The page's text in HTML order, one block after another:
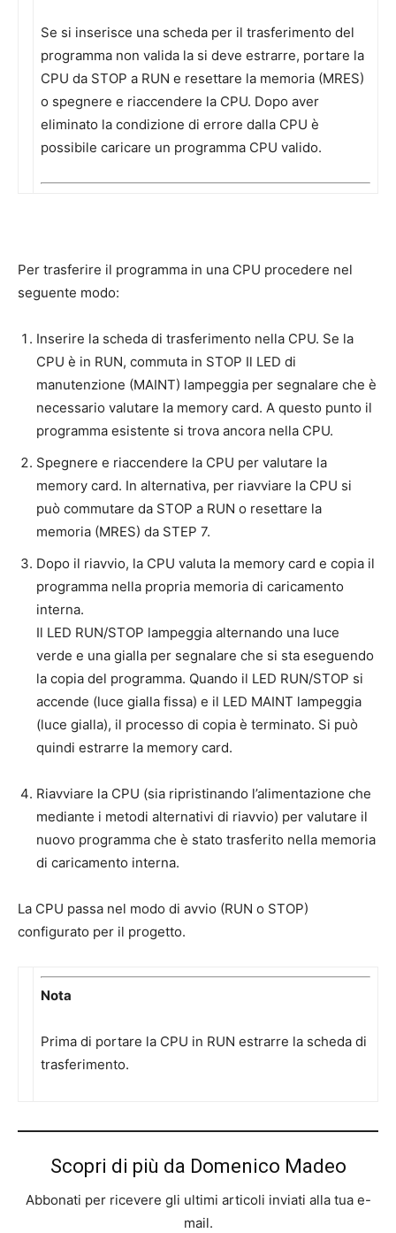
Se si inserisce una scheda per il trasferimento del
programma non valida la si deve estrarre, portare la
CPU da STOP a RUN e resettare la memoria (MRES)
o spegnere e riaccendere la CPU. Dopo aver
eliminato la condizione di errore dalla CPU è
possibile caricare un programma CPU valido.
Per trasferire il programma in una CPU procedere nel
seguente modo:
Inserire la scheda di trasferimento nella CPU. Se la
CPU è in RUN, commuta in STOP Il LED di
manutenzione (MAINT) lampeggia per segnalare che è
necessario valutare la memory card. A questo punto il
programma esistente si trova ancora nella CPU.
Spegnere e riaccendere la CPU per valutare la
memory card. In alternativa, per riavviare la CPU si
può commutare da STOP a RUN o resettare la
memoria (MRES) da STEP 7.
Dopo il riavvio, la CPU valuta la memory card e copia il
programma nella propria memoria di caricamento
interna.
Il LED RUN/STOP lampeggia alternando una luce
verde e una gialla per segnalare che si sta eseguendo
la copia del programma. Quando il LED RUN/STOP si
accende (luce gialla fissa) e il LED MAINT lampeggia
(luce gialla), il processo di copia è terminato. Si può
quindi estrarre la memory card.
Riavviare la CPU (sia ripristinando l’alimentazione che
mediante i metodi alternativi di riavvio) per valutare il
nuovo programma che è stato trasferito nella memoria
di caricamento interna.
La CPU passa nel modo di avvio (RUN o STOP)
configurato per il progetto.
Nota
Prima di portare la CPU in RUN estrarre la scheda di
trasferimento.
Scopri di più da Domenico Madeo
Abbonati per ricevere gli ultimi articoli inviati alla tua e-
mail.